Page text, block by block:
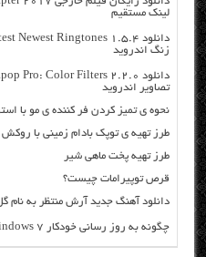
لینک مستقیم
زنگ اندروید
تصاویر اندروید
نحوه ی تمیز کردن فر کننده ی مو با
طرز تهیه ی توپک بادام زمینی با روکش
طرز تهیه پخت ماهی شیر
قرص توپیرامات چیست؟
دانلود آهنگ جدید آرش منتظر به نام
چگونه به روز رسانی خودکار Windows 7 و Vista را فعال کنیم؟